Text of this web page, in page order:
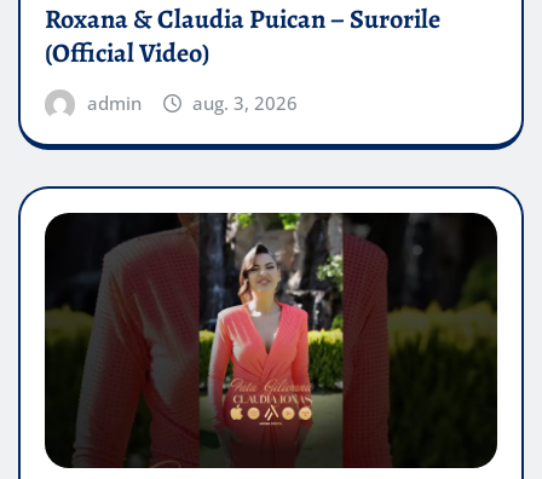
Roxana & Claudia Puican – Surorile
(Official Video)
admin aug. 3, 2026